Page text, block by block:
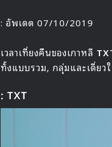
: อัพเดต 07/10/2019
เวลาเที่ยงคืนของเกาหลี
ทั้งแบบรวม, กลุ่มและเดี่ยว
: TXT